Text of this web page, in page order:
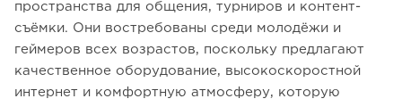
пространства для общения, турниров и контент-
съёмки. Они востребованы среди молодёжи и
геймеров всех возрастов, поскольку предлагают
качественное оборудование, высокоскоростной
интернет и комфортную атмосферу, которую